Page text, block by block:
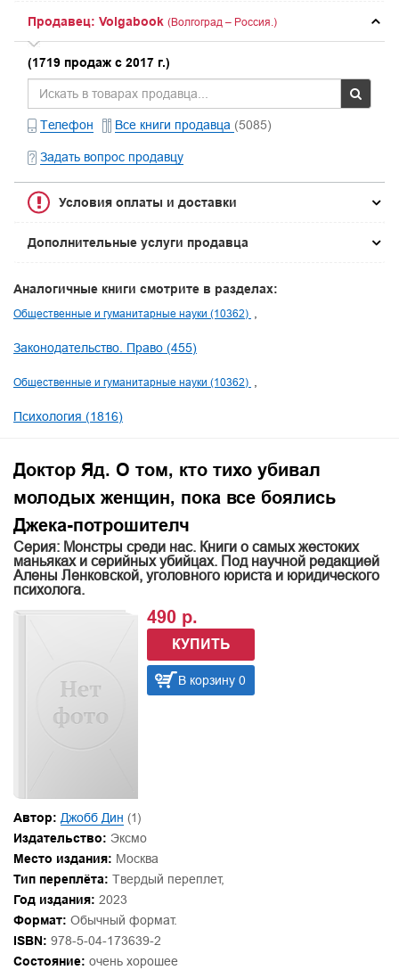
Продавец: Volgabook (Волгоград – Россия.)
(1719 продаж с 2017 г.)
Телефон Все книги продавца (5085)
Задать вопрос продавцу
Условия оплаты и доставки
Дополнительные услуги продавца
Аналогичные книги смотрите в разделах:
Общественные и гуманитарные науки (10362)
Законодательство. Право (455)
Общественные и гуманитарные науки (10362)
Психология (1816)
Доктор Яд. О том, кто тихо убивал
молодых женщин, пока все боялись
Джека-потрошителч
Серия: Монстры среди нас. Книги о самых жестоких
маньяках и серийных убийцах. Под научной редакцией
Алены Ленковской, уголовного юриста и юридического
психолога.
490 р.
КУПИТЬ
В корзину 0
Автор: Джобб Дин (1)
Издательство: Эксмо
Место издания: Москва
Тип переплёта: Твердый переплет,
Год издания: 2023
Формат: Обычный формат.
ISBN: 978-5-04-173639-2
Состояние: очень хорошее